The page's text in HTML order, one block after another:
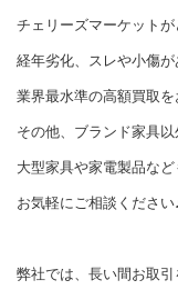
チェリーズマーケット
経年劣化、スレや小傷
業界最水準の高額買取を
その他、ブランド家具以
大型家具や家電製品など
お気軽にご相談ください
弊社では、長い間お取引